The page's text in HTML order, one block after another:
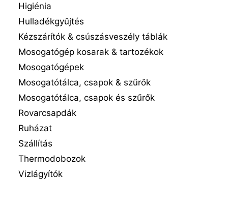
Higiénia
Hulladékgyűjtés
Kézszárítók & csúszásveszély táblák
Mosogatógép kosarak & tartozékok
Mosogatógépek
Mosogatótálca, csapok & szűrők
Mosogatótálca, csapok és szűrők
Rovarcsapdák
Ruházat
Szállítás
Thermodobozok
Vizlágyítók